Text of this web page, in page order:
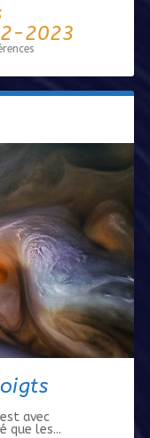
2023
avec
que les...